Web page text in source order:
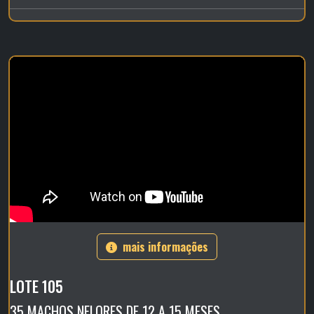
mais informações
LOTE 105